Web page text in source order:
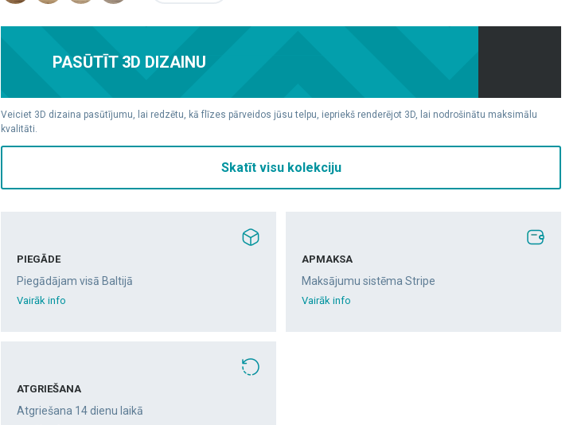
PASŪTĪT 3D DIZAINU
Veiciet 3D dizaina pasūtījumu, lai redzētu, kā flīzes pārveidos jūsu telpu, iepriekš renderējot 3D, lai nodrošinātu maksimālu
kvalitāti.
Skatīt visu kolekciju
PIEGĀDE
Piegādājam visā Baltijā
Vairāk info
APMAKSA
Maksājumu sistēma Stripe
Vairāk info
ATGRIEŠANA
Atgriešana 14 dienu laikā